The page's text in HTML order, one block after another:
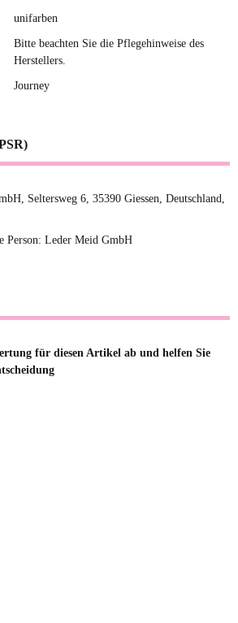
unifarben
Bitte beachten Sie die Pflegehinweise des
Herstellers.
Journey
Seltersweg 6, 35390 Giessen, Deutschland,
Person: Leder Meid GmbH
für diesen Artikel ab und helfen Sie